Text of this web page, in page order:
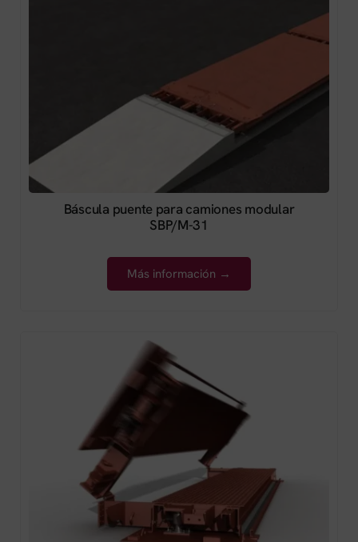
Báscula puente para camiones modular
SBP/M-31
Más información →